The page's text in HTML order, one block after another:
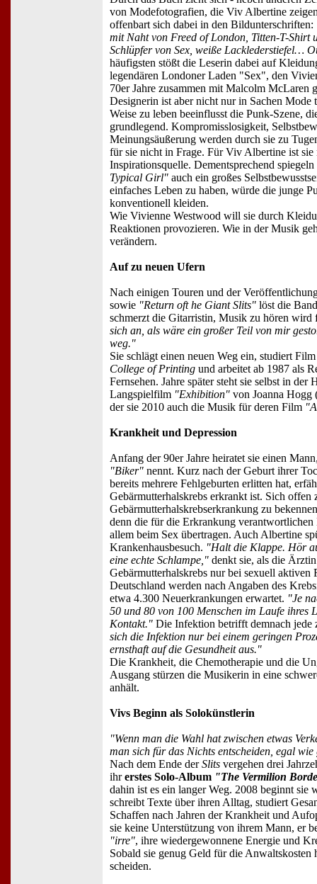
von Modefotografien, die Viv Albertine
offenbart sich dabei in den Bildunterschriften:
mit Naht von Freed of London, Titten-T-Shirt
Schlüpfer von Sex, weiße Lacklederstiefel…
häufigsten stößt die Leserin dabei auf
legendären Londoner Laden "Sex", den
70er Jahre zusammen mit Malcolm McLaren
Designerin ist aber nicht nur in Sachen Mode
Weise zu leben beeinflusst die Punk-Szene,
grundlegend. Kompromisslosigkeit,
Meinungsäußerung werden durch sie zu
für sie nicht in Frage. Für Viv Albertine ist sie
Inspirationsquelle. Dementsprechend
Typical Girl" auch ein großes
einfaches Leben zu haben, würde die junge
konventionell kleiden.
Wie Vivienne Westwood will sie durch
Reaktionen provozieren. Wie in der Musik
verändern.
Auf zu neuen Ufern
Nach einigen Touren und der
sowie "Return oft he Giant Slits" löst die
schmerzt die Gitarristin, Musik zu hören
sich an, als wäre ein großer Teil von mir
weg."
Sie schlägt einen neuen Weg ein, studiert
College of Printing und arbeitet ab 1987 als
Fernsehen. Jahre später steht sie selbst in der
Langspielfilm "Exhibition" von Joanna Hogg
der sie 2010 auch die Musik für deren Film
Krankheit und Depression
Anfang der 90er Jahre heiratet sie einen
"Biker" nennt. Kurz nach der Geburt ihrer
bereits mehrere Fehlgeburten erlitten hat,
Gebärmutterhalskrebs erkrankt ist. Sich offen
Gebärmutterhalskrebserkrankung zu
denn die für die Erkrankung
allem beim Sex übertragen. Auch Albertine
Krankenhausbesuch. "Halt die Klappe. Hör
eine echte Schlampe," denkt sie, als die
Gebärmutterhalskrebs nur bei sexuell aktiven
Deutschland werden nach Angaben des
etwa 4.300 Neuerkrankungen erwartet. "Je
50 und 80 von 100 Menschen im Laufe ihres
Kontakt." Die Infektion betrifft demnach jede
sich die Infektion nur bei einem geringen
ernsthaft auf die Gesundheit aus."
Die Krankheit, die Chemotherapie und die
Ausgang stürzen die Musikerin in eine
anhält.
Vivs Beginn als Solokünstlerin
"Wenn man die Wahl hat zwischen etwas
man sich für das Nichts entscheiden, egal
Nach dem Ende derSlits vergehen drei
ihrerstes Solo-Album "The Vermilion
dahin ist es ein langer Weg. 2008 beginnt sie
schreibt Texte über ihren Alltag, studiert
Schaffen nach Jahren der Krankheit und
sie keine Unterstützung von ihrem Mann, er
"irre", ihre wiedergewonnene Energie und
Sobald sie genug Geld für die Anwaltskosten
scheiden.